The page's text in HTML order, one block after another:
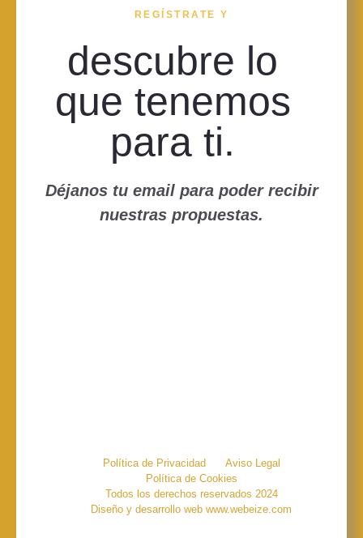
REGÍSTRATE Y
descubre lo
que tenemos
para ti.
Déjanos tu email para poder recibir
nuestras propuestas.
Política de Privacidad
Aviso Legal
Política de Cookies
Todos los derechos reservados 2024
Diseño y desarrollo web www.webeize.com